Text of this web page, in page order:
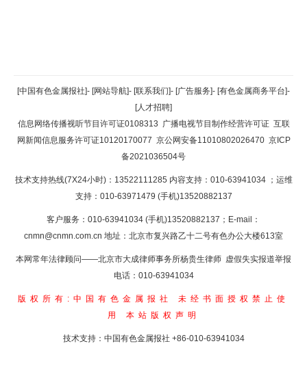
返回顶部
返回首页
[中国有色金属报社]- [网站导航]- [联系我们]- [广告服务]- [有色金属商务平台]-
[人才招聘]
信息网络传播视听节目许可证0108313 广播电视节目制作经营许可证 互联
网新闻信息服务许可证10120170077 京公网安备11010802026470 京ICP
备2021036504号
技术支持热线(7X24小时)：13522111285 内容支持：010-63941034 ；运维
支持：010-63971479 (手机)13520882137
客户服务：010-63941034 (手机)13520882137；E-mail：
cnmn@cnmn.com.cn 地址：北京市复兴路乙十二号有色办公大楼613室
本网常年法律顾问——北京市大成律师事务所杨贵生律师 虚假失实报道举报
电话：010-63941034
版权所有:中国有色金属报社
未经书面授权禁止使
用 本站版权声明
技术支持：中国有色金属报社 +86-010-63941034